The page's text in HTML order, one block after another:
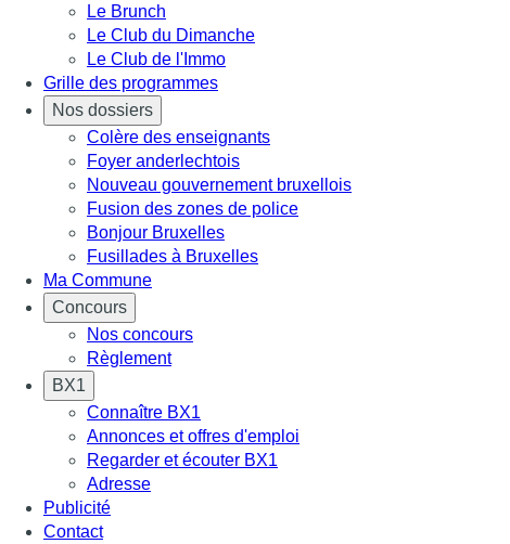
Le Brunch
Le Club du Dimanche
Le Club de l'Immo
Grille des programmes
Nos dossiers
Colère des enseignants
Foyer anderlechtois
Nouveau gouvernement bruxellois
Fusion des zones de police
Bonjour Bruxelles
Fusillades à Bruxelles
Ma Commune
Concours
Nos concours
Règlement
BX1
Connaître BX1
Annonces et offres d'emploi
Regarder et écouter BX1
Adresse
Publicité
Contact